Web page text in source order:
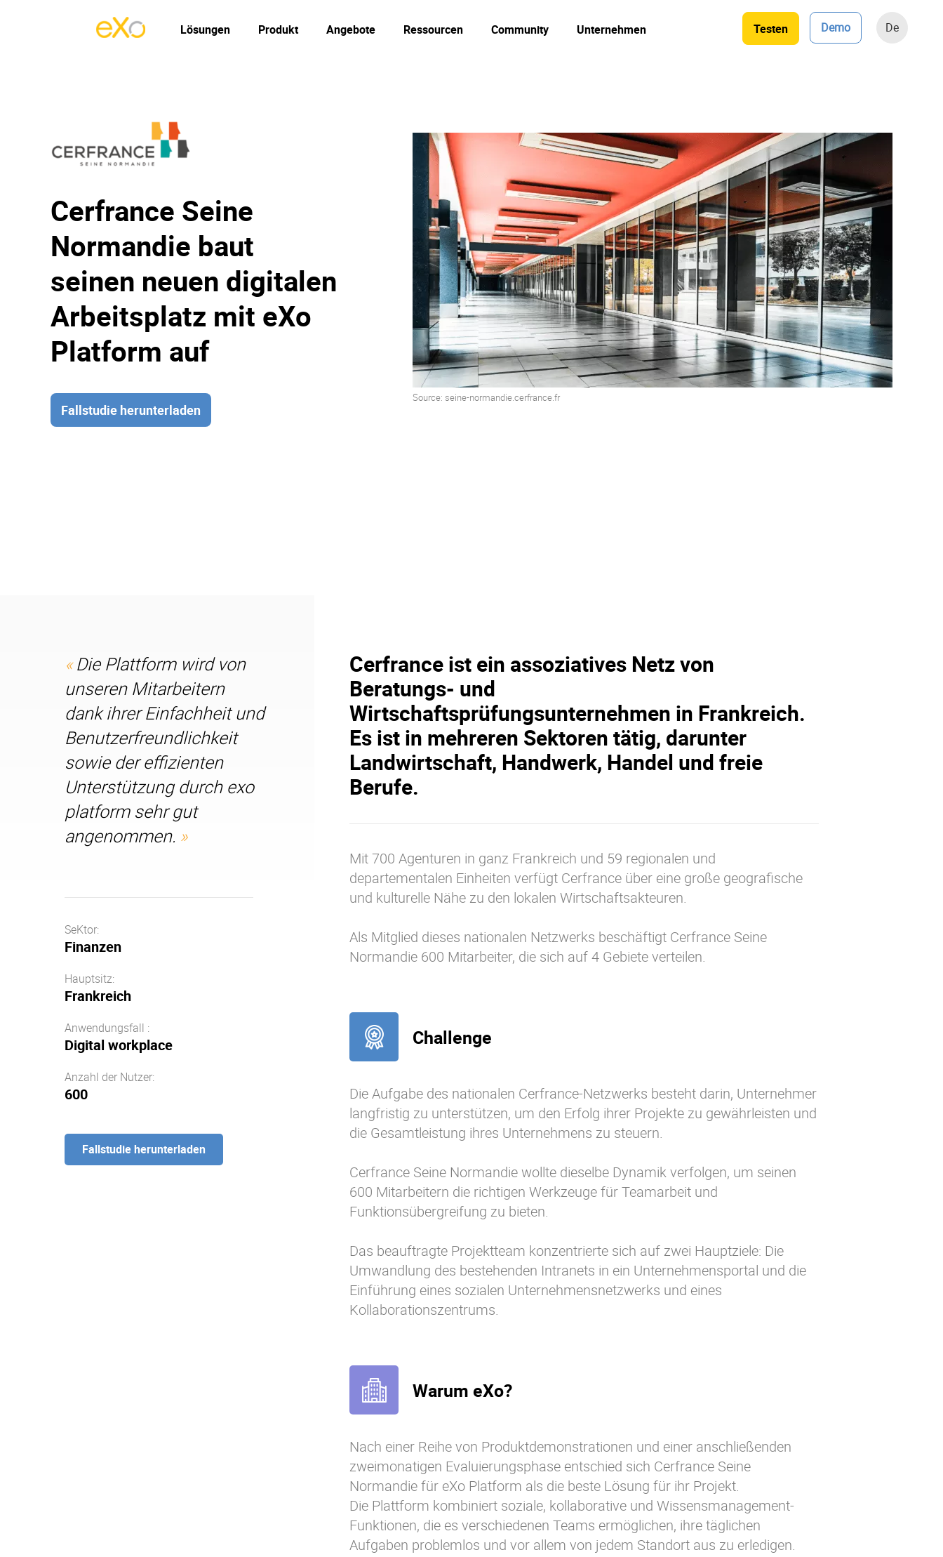
Testen Demo De
Lösungen Produkt Angebote Ressourcen Community Unternehmen
Cerfrance Seine
Normandie baut
seinen neuen digitalen
Arbeitsplatz mit eXo
Platform auf
Fallstudie herunterladen
Source: seine-normandie.cerfrance.fr
Die Plattform wird von
unseren Mitarbeitern
dank ihrer Einfachheit und
Benutzerfreundlichkeit
sowie der effizienten
Unterstützung durch exo
platform sehr gut
angenommen.
SeKtor:
Finanzen
Hauptsitz:
Frankreich
Anwendungsfall :
Digital workplace
Anzahl der Nutzer:
600
Fallstudie herunterladen
Cerfrance ist ein assoziatives Netz von
Beratungs- und
Wirtschaftsprüfungsunternehmen in Frankreich.
Es ist in mehreren Sektoren tätig, darunter
Landwirtschaft, Handwerk, Handel und freie
Berufe.
Mit 700 Agenturen in ganz Frankreich und 59 regionalen und
departementalen Einheiten verfügt Cerfrance über eine große geografische
und kulturelle Nähe zu den lokalen Wirtschaftsakteuren.
Als Mitglied dieses nationalen Netzwerks beschäftigt Cerfrance Seine
Normandie 600 Mitarbeiter, die sich auf 4 Gebiete verteilen.
Challenge
Die Aufgabe des nationalen Cerfrance-Netzwerks besteht darin, Unternehmer
langfristig zu unterstützen, um den Erfolg ihrer Projekte zu gewährleisten und
die Gesamtleistung ihres Unternehmens zu steuern.
Cerfrance Seine Normandie wollte dieselbe Dynamik verfolgen, um seinen
600 Mitarbeitern die richtigen Werkzeuge für Teamarbeit und
Funktionsübergreifung zu bieten.
Das beauftragte Projektteam konzentrierte sich auf zwei Hauptziele: Die
Umwandlung des bestehenden Intranets in ein Unternehmensportal und die
Einführung eines sozialen Unternehmensnetzwerks und eines
Kollaborationszentrums.
Warum eXo?
Nach einer Reihe von Produktdemonstrationen und einer anschließenden
zweimonatigen Evaluierungsphase entschied sich Cerfrance Seine
Normandie für eXo Platform als die beste Lösung für ihr Projekt.
Die Plattform kombiniert soziale, kollaborative und Wissensmanagement-
Funktionen, die es verschiedenen Teams ermöglichen, ihre täglichen
Aufgaben problemlos und vor allem von jedem Standort aus zu erledigen.